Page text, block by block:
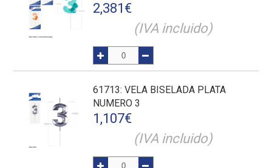
2,381 €
(IVA incluido)
61713: VELA BISELADA PLATA
NUMERO 3
1,107€
(IVA incluido)